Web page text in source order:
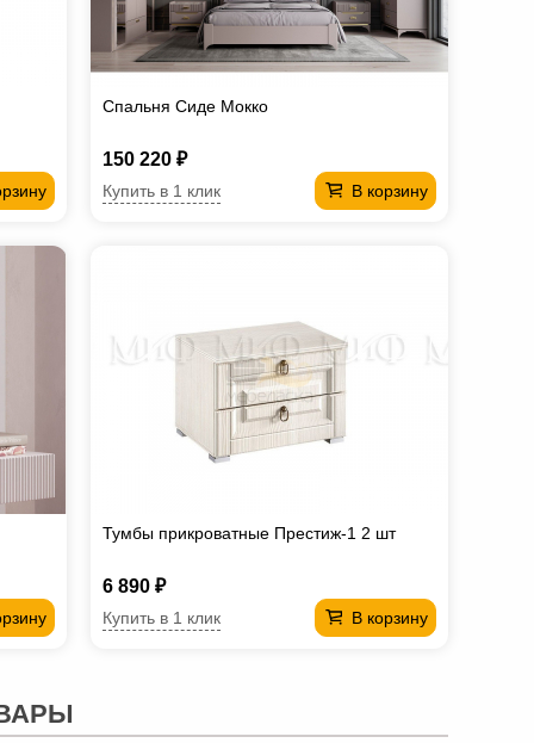
Спальня Сиде Мокко
150 220 ₽
В корзину
Купить в 1 клик
Тумбы прикроватные Престиж-1 2 шт
6 890 ₽
В корзину
Купить в 1 клик